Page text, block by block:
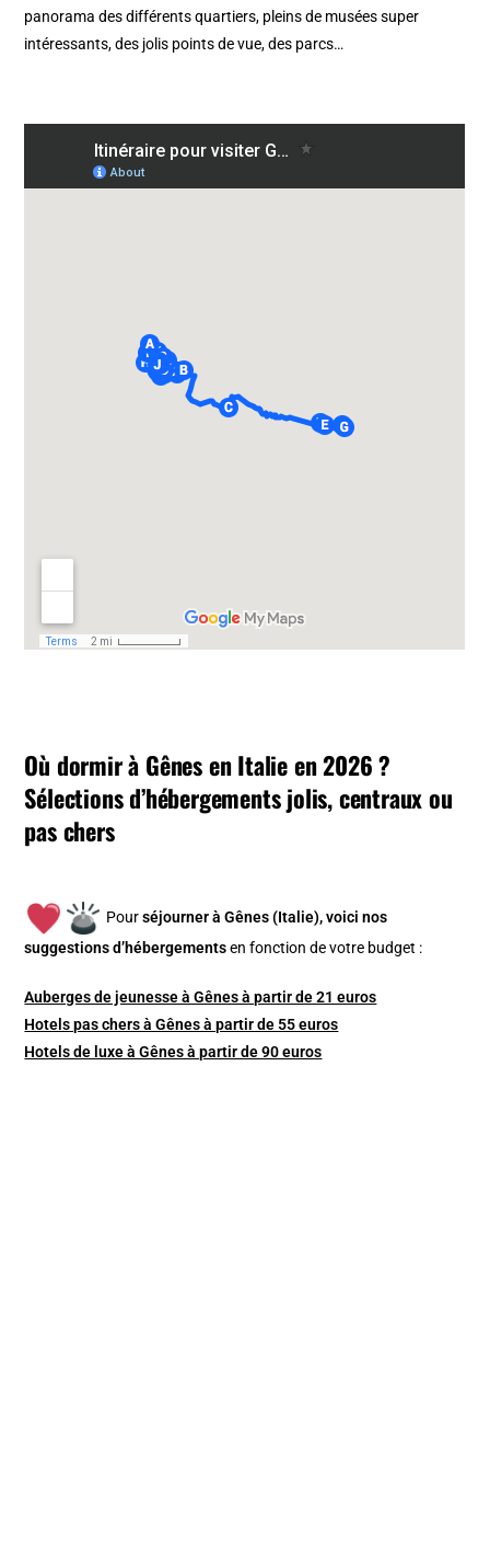
panorama des différents quartiers, pleins de musées super
intéressants, des jolis points de vue, des parcs…
Où dormir à Gênes en Italie en 2026 ?
Sélections d’hébergements jolis, centraux ou
pas chers
Pourséjourner à Gênes (Italie), voici nos
suggestions d’hébergements en fonction de votre budget :
Auberges de jeunesse à Gênes à partir de 21 euros
Hotels pas chers à Gênes à partir de 55 euros
Hotels de luxe à Gênes à partir de 90 euros